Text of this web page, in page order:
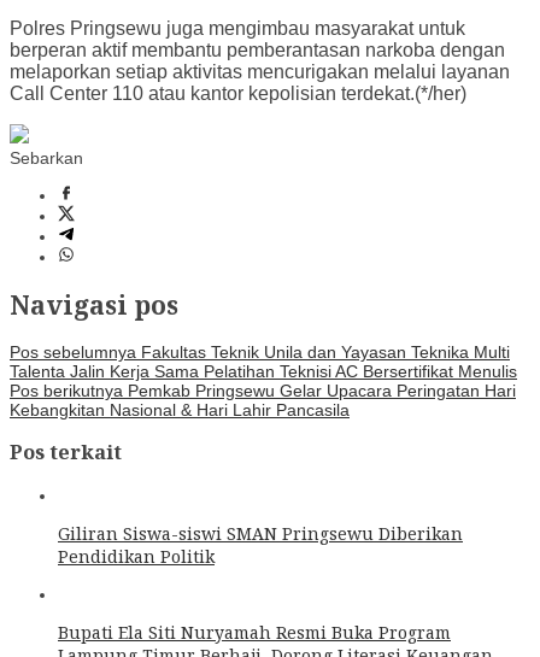
Polres Pringsewu juga mengimbau masyarakat untuk
berperan aktif membantu pemberantasan narkoba dengan
melaporkan setiap aktivitas mencurigakan melalui layanan
Call Center 110 atau kantor kepolisian terdekat.(*/her)
Sebarkan
Navigasi pos
Pos sebelumnya Fakultas Teknik Unila dan Yayasan Teknika Multi
Talenta Jalin Kerja Sama Pelatihan Teknisi AC Bersertifikat Menulis
Pos berikutnya Pemkab Pringsewu Gelar Upacara Peringatan Hari
Kebangkitan Nasional & Hari Lahir Pancasila
Pos terkait
Giliran Siswa-siswi SMAN Pringsewu Diberikan
Pendidikan Politik
Bupati Ela Siti Nuryamah Resmi Buka Program